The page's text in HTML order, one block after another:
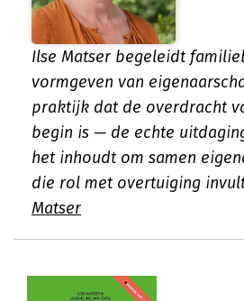
Ilse Matser begeleidt
vormgeven van
praktijk dat de overdracht
begin is — de echte
het inhoudt om samen
die rol met overtuiging
Matser